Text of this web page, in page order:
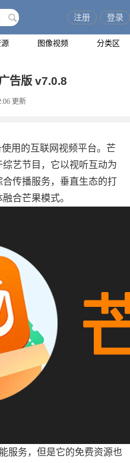
图像视频 分类区
注册 登录
告版 v7.0.8
更新
用的互联网视频平台。芒
艺节目，它以视听互动为
传播服务，垂直生态的打
合芒果模式。
服务，但是它的免费资源也